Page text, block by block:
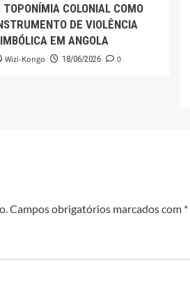
TOPONÍMIA COLONIAL COMO
DE VIOLÊNCIA
EM ANGOLA
Wizi-Kongo 18/06/2026 0
Campos obrigatórios marcados com *